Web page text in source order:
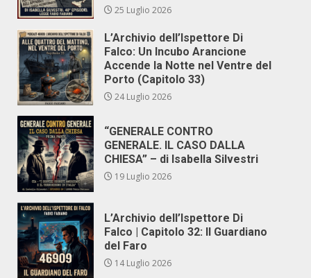
25 Luglio 2026
L’Archivio dell’Ispettore Di
Falco: Un Incubo Arancione
Accende la Notte nel Ventre del
Porto (Capitolo 33)
24 Luglio 2026
“GENERALE CONTRO
GENERALE. IL CASO DALLA
CHIESA” – di Isabella Silvestri
19 Luglio 2026
L’Archivio dell’Ispettore Di
Falco | Capitolo 32: Il Guardiano
del Faro
14 Luglio 2026